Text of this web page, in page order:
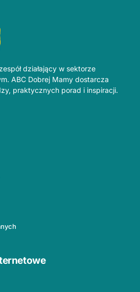
działający w sektorze
ABC Dobrej Mamy dostarcza
praktycznych porad i inspiracji.